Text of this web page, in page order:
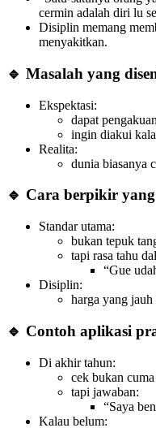
cermin adalah diri lu
Disiplin memang
menyakitkan.
🔹 Masalah yang
Ekspektasi:
dapat
ingin diakui
Realita:
dunia biasanya
🔹 Cara berpikir
Standar utama:
bukan tepuk
tapi rasa tahu
“Gue
Disiplin:
harga yang
🔹 Contoh aplikasi
Di akhir tahun:
cek bukan
tapi jawaban:
“Saya
Kalau belum: